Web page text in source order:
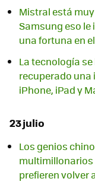
Mistral está muy
Samsung eso
una fortuna en
La tecnología
recuperado una
iPhone, iPad y
23 julio
Los genios
multimillonarios
prefieren volver